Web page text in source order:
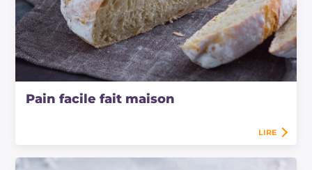
Pain facile fait maison
LIRE